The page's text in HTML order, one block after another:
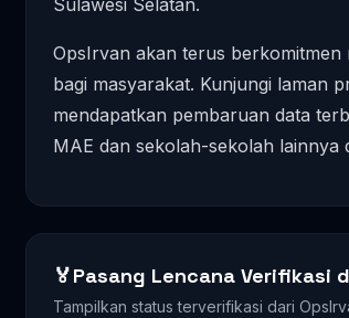
Sulawesi Selatan.
OpsIrvan akan terus berkomitmen
bagi masyarakat. Kunjungi laman
mendapatkan pembaruan data
MAE dan sekolah-sekolah lainnya
🏅Pasang Lencana Verifikasi
Tampilkan status terverifikasi dari